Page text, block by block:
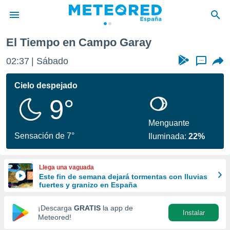
de
por
se
calidad.
a este
las
y
forma
digital
basada
El Tiempo en Campo Garay
02:37 Sábado ...
Cielo despejado
9°
Sensación de 7°
Menguante
Iluminada:22%
Llega una vaguada
Este fin de semana dejará tormentas con lluvias
fuertes y granizo en España
¡Descarga GRATIS la app de
Meteored!
Instalar